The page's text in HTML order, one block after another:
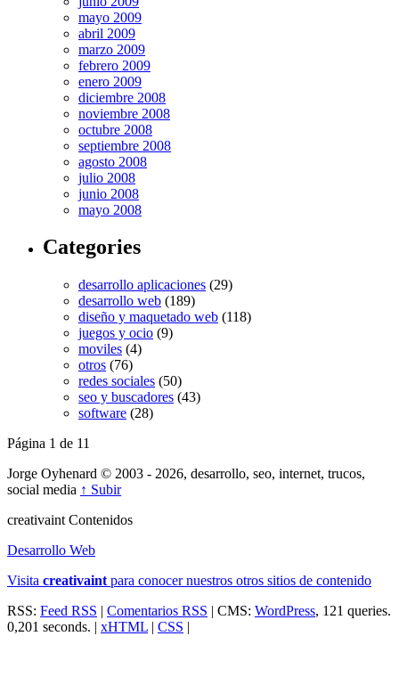
mayo 2009
abril 2009
marzo 2009
febrero 2009
enero 2009
diciembre 2008
noviembre 2008
octubre 2008
septiembre 2008
agosto 2008
julio 2008
junio 2008
mayo 2008
Categories
desarrollo aplicaciones (29)
desarrollo web (189)
diseño y maquetado web (118)
juegos y ocio (9)
moviles (4)
otros (76)
redes sociales (50)
seo y buscadores (43)
software (28)
Página 1 de 11
Jorge Oyhenard © 2003 - 2026, desarrollo, seo, internet, trucos,
social media ↑ Subir
creativaint Contenidos
Desarrollo Web
Visita creativaint para conocer nuestros otros sitios de contenido
RSS: Feed RSS | Comentarios RSS | CMS: WordPress, 121 queries.
0,201 seconds. | xHTML | CSS |